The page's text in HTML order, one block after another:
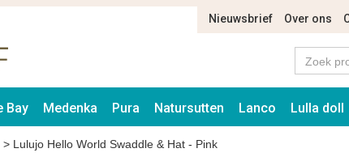
Nieuwsbrief Over ons
Bay Medenka Pura Natursutten Lanco Lulla doll
> Lulujo Hello World Swaddle & Hat - Pink